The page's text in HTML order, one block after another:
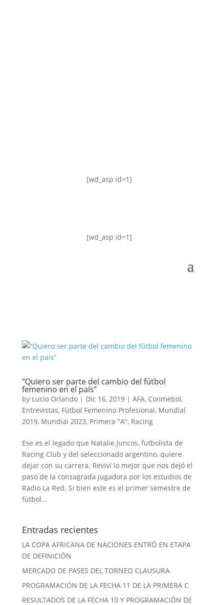
[wd_asp id=1]
[wd_asp id=1]
“Quiero ser parte del cambio del fútbol
femenino en el país”
by Lucio Orlando| Dic 16, 2019| AFA, Conmebol,
Entrevistas, Fútbol Femenino Profesional, Mundial
2019, Mundial 2023, Primera "A", Racing
Ese es el legado que Natalie Juncos, futbolista de
Racing Club y del seleccionado argentino, quiere
dejar con su carrera. Reviví lo mejor que nos dejó el
paso de la consagrada jugadora por los estudios de
Radio La Red. Si bien este es el primer semestre de
fútbol...
Entradas recientes
LA COPA AFRICANA DE NACIONES ENTRÓ EN ETAPA
DE DEFINICIÓN
MERCADO DE PASES DEL TORNEO CLAUSURA
PROGRAMACIÓN DE LA FECHA 11 DE LA PRIMERA C
RESULTADOS DE LA FECHA 10 Y PROGRAMACIÓN DE